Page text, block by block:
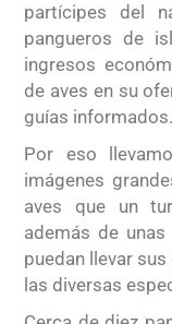
partícipes del
pangueros de
ingresos
de aves en su
guías informados.
Por eso
imágenes
aves que un
además de
puedan llevar
las diversas